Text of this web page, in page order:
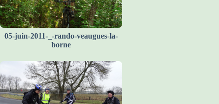
05-juin-2011-_-rando-veaugues-la-
borne